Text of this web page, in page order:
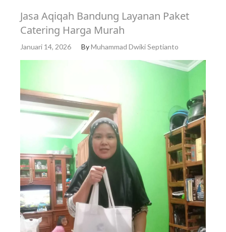
Jasa Aqiqah Bandung Layanan Paket
Catering Harga Murah
Januari 14, 2026 ByMuhammad Dwiki Septianto